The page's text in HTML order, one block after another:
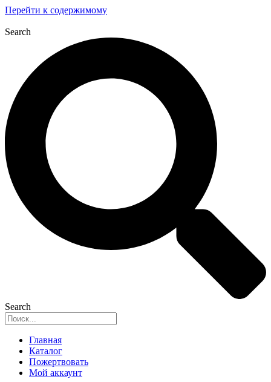
Перейти к содержимому
Search
Search
Главная
Каталог
Пожертвовать
Мой аккаунт